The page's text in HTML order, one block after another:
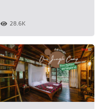
28.6K